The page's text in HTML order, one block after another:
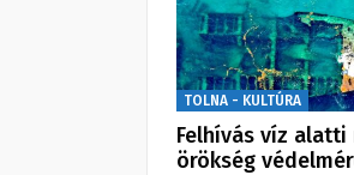
TOLNA - KULTÚRA
Felhívás víz alatti
örökség